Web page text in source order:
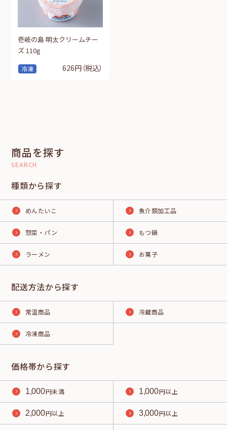
冷凍
壱岐の島 明太クリームチー
ズ 110g
626円（税込）
商品を探す
SEARCH
種類から探す
めんたいこ 魚介類加工品
惣菜・パン もつ鍋
ラーメン お菓子
配送方法から探す
常温商品 冷蔵商品
冷凍商品
価格帯から探す
1,000円未満 1,000円以上
2,000円以上 3,000円以上